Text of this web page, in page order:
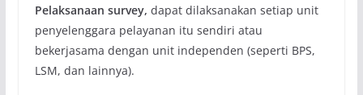
Pelaksanaan survey, dapat dilaksanakan setiap unit
penyelenggara pelayanan itu sendiri atau
bekerjasama dengan unit independen (seperti BPS,
LSM, dan lainnya).